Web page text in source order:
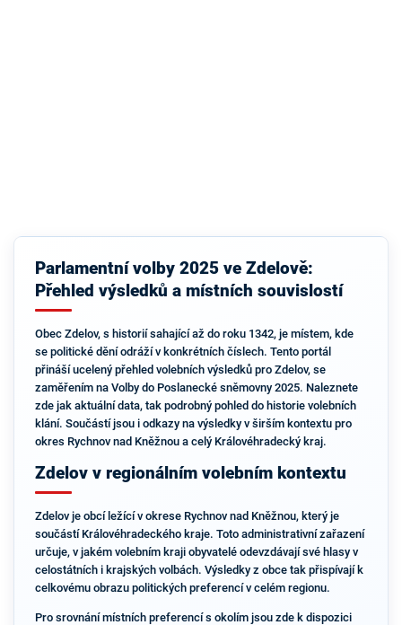
Parlamentní volby 2025 ve Zdelově:
Přehled výsledků a místních souvislostí
Obec Zdelov, s historií sahající až do roku 1342, je místem, kde
se politické dění odráží v konkrétních číslech. Tento portál
přináší ucelený přehled volebních výsledků pro Zdelov, se
zaměřením na Volby do Poslanecké sněmovny 2025. Naleznete
zde jak aktuální data, tak podrobný pohled do historie volebních
klání. Součástí jsou i odkazy na výsledky v širším kontextu pro
okres Rychnov nad Kněžnou a celý Královéhradecký kraj.
Zdelov v regionálním volebním kontextu
Zdelov je obcí ležící v okrese Rychnov nad Kněžnou, který je
součástí Královéhradeckého kraje. Toto administrativní zařazení
určuje, v jakém volebním kraji obyvatelé odevzdávají své hlasy v
celostátních i krajských volbách. Výsledky z obce tak přispívají k
celkovému obrazu politických preferencí v celém regionu.
Pro srovnání místních preferencí s okolím jsou zde k dispozici